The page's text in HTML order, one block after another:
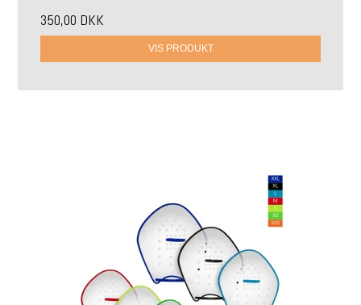
350,00 DKK
VIS PRODUKT